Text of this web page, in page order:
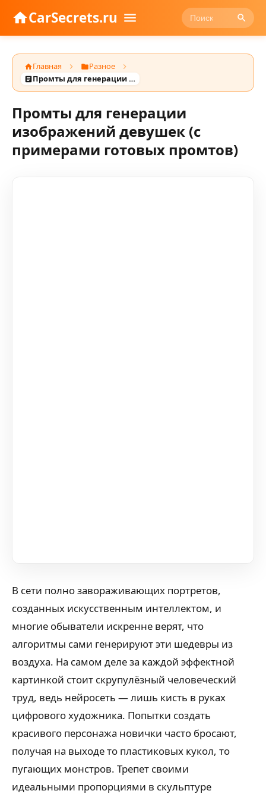
CarSecrets.ru
Главная
Разное
Промты для генерации изображений девушек (с примерами готовых промтов)
Промты для генерации
изображений девушек (с
примерами готовых промтов)
В сети полно завораживающих портретов,
созданных искусственным интеллектом, и
многие обыватели искренне верят, что
алгоритмы сами генерируют эти шедевры из
воздуха. На самом деле за каждой эффектной
картинкой стоит скрупулёзный человеческий
труд, ведь нейросеть — лишь кисть в руках
цифрового художника. Попытки создать
красивого персонажа новички часто бросают,
получая на выходе то пластиковых кукол, то
пугающих монстров. Трепет своими
идеальными пропорциями в скульптуре